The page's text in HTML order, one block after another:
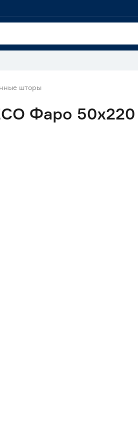
шторы
Фаро